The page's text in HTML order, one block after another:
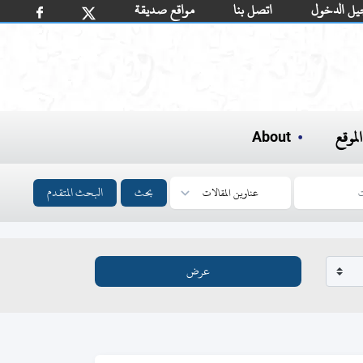
مواقع صديقة اتصل بنا الدخول
About
بحث البحث المتقدم